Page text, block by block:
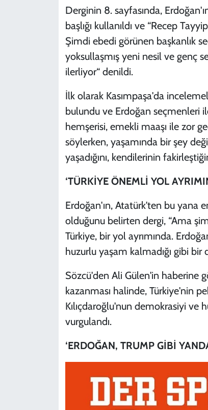
Derginin 8. sayfasında,
başlığı kullanıldı ve “Recep
Şimdi ebedi görünen başkanlık
yoksullaşmış yeni nesil ve genç
ilerliyor“ denildi.
İlk olarak Kasımpaşa'da
bulundu ve Erdoğan seçmenleri
hemşerisi, emekli maaşı ile zor
söylerken, yaşamında bir şey
yaşadığını, kendilerinin
‘TÜRKİYE ÖNEMLİ YOL
Erdoğan'ın, Atatürk'ten bu yana
olduğunu belirten dergi, “Ama
Türkiye, bir yol ayrımında.
huzurlu yaşam kalmadığı gibi
Sözcü'den Ali Gülen'in haberine
kazanması halinde, Türkiye'nin
Kılıçdaroğlu'nun demokrasiyi
vurgulandı.
‘ERDOĞAN, TRUMP GİBİ